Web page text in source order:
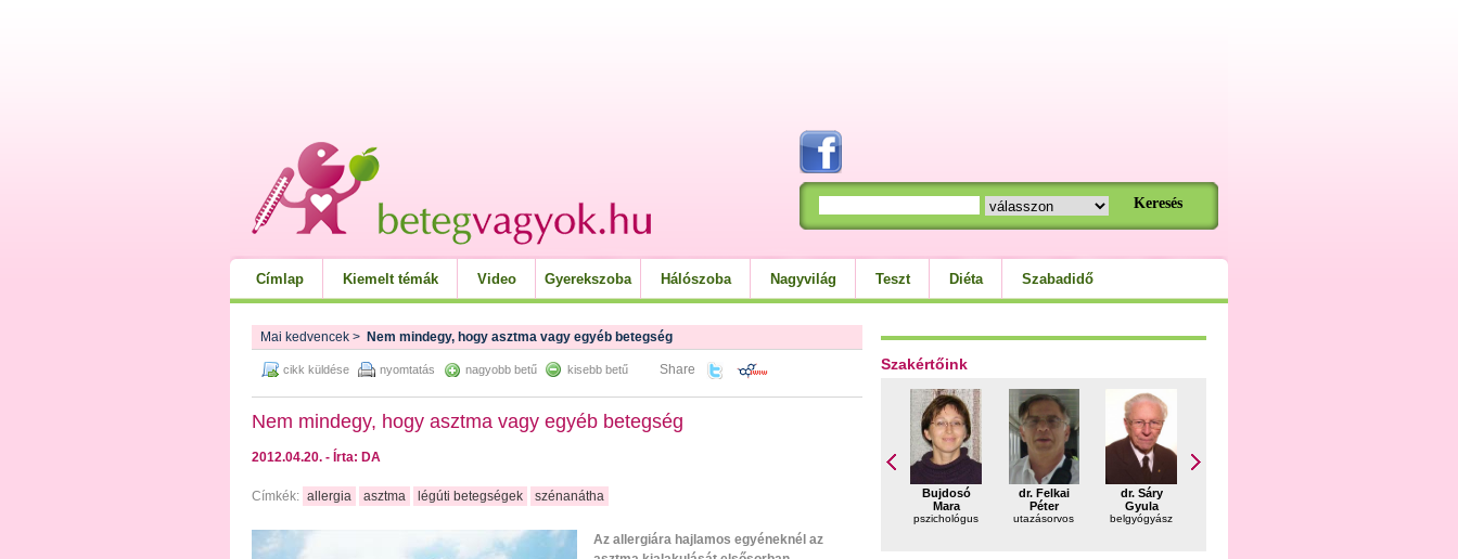
Címlap Kiemelt témák Video Gyerekszoba Hálószoba Nagyvilág Teszt Diéta Szabadidő
Mai kedvencek > Nem mindegy, hogy asztma vagy egyéb betegség
Share
cikk küldése nyomtatás nagyobb betű kisebb betű
Nem mindegy, hogy asztma vagy egyéb betegség
2012.04.20. - Írta: DA
Címkék: allergia asztma légúti betegségek szénanátha
Az allergiára hajlamos egyéneknél az
Szakértőink
Bujdosó
Mara
pszichológus
dr. Felkai
Péter
utazásorvos
dr. Sáry
Gyula
belgyógyász